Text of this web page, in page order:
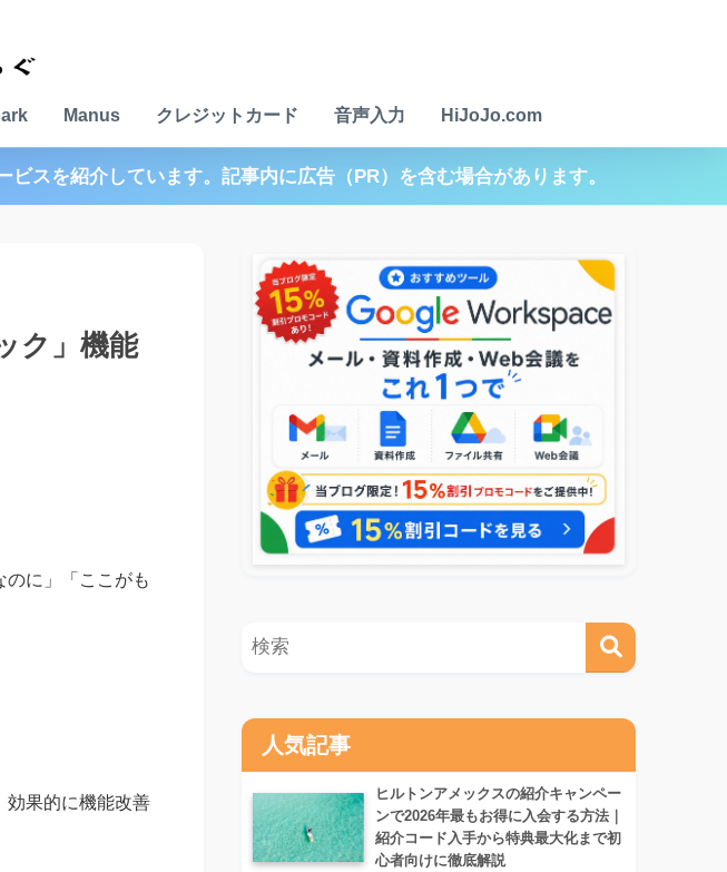
Manus クレジットカード 音声入力 HiJoJo.com
スを紹介しています。記事内に広告（PR）を含む場合があります。
ク」機能
に」「ここがも
効果的に機能改善
人気記事
ヒルトンアメックスの紹介キャンペー
ンで2026年最もお得に入会する方法｜
紹介コード入手から特典最大化まで初
心者向けに徹底解説